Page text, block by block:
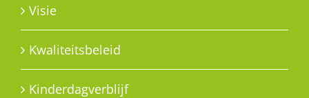
Visie
Kwaliteitsbeleid
Kinderdagverblijf